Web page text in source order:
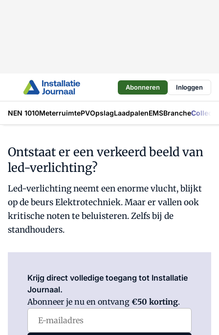
Abonneren Inloggen
NEN 1010MeterruimtePVOpslagLaadpalenEMSBranche
Ontstaat er een verkeerd beeld van
led-verlichting?
Led-verlichting neemt een enorme vlucht, blijkt
op de beurs Elektrotechniek. Maar er vallen ook
kritische noten te beluisteren. Zelfs bij de
standhouders.
Krijg direct volledige toegang tot Installatie
Journaal.
Abonneer je nu en ontvang €50 korting.